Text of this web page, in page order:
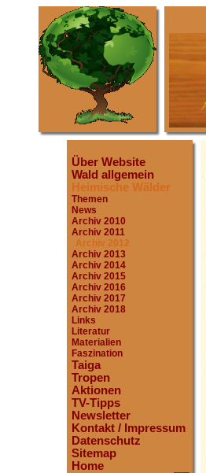
Über Website
Wald allgemein
Heimische Wälder
Themen
News
Archiv 2010
Archiv 2011
Archiv 2012
Archiv 2013
Archiv 2014
Archiv 2015
Archiv 2016
Archiv 2017
Archiv 2018
Links
Literatur
Materialien
Faszination
Taiga
Tropen
Aktionen
TV-Tipps
Newsletter
Kontakt / Impressum
Datenschutz
Sitemap
Home